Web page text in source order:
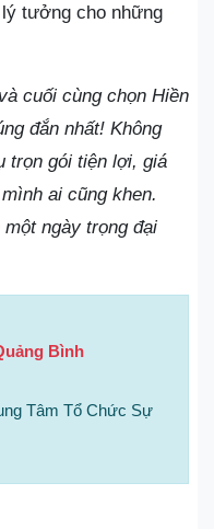
tưởng cho những
cuối cùng chọn Hiền
đắn nhất! Không
trọn gói tiện lợi, giá
ai cũng khen.
ngày trọng đại
Bình
Tâm Tổ Chức Sự